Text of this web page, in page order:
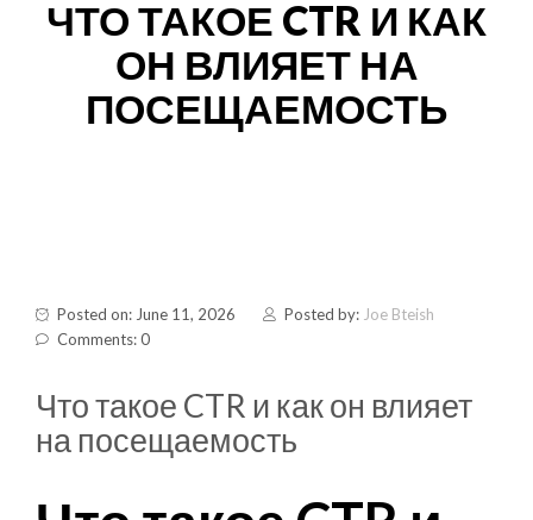
ЧТО ТАКОЕ CTR И КАК
ОН ВЛИЯЕТ НА
ПОСЕЩАЕМОСТЬ
Posted on: June 11, 2026 Posted by: Joe Bteish
Comments: 0
Что такое CTR и как он влияет
на посещаемость